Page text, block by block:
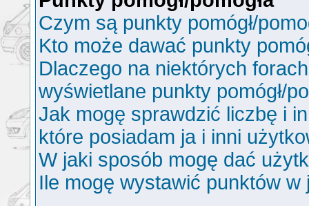
Czym są punkty pomógł/
Kto może dawać punkty
Dlaczego na niektórych
wyświetlane punkty pomógł/
Jak mogę sprawdzić liczbę i
które posiadam ja i inni
W jaki sposób mogę dać
Ile mogę wystawić punktów w